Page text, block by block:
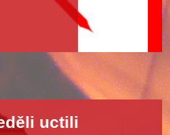
uctili